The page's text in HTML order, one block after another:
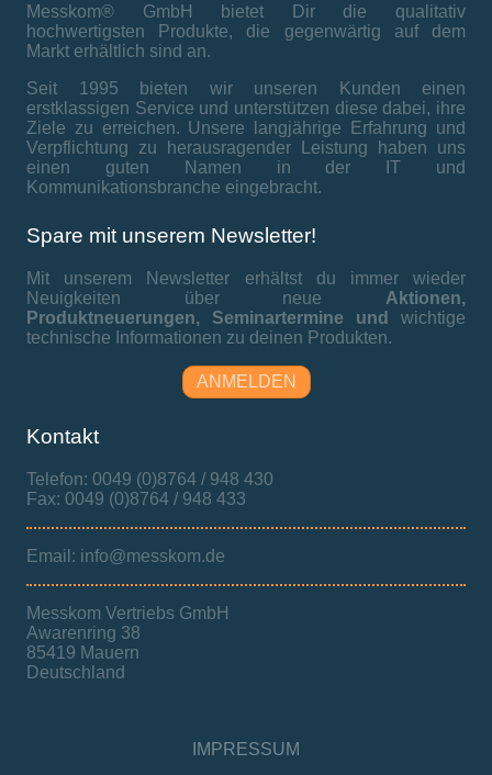
Messkom® GmbH bietet Dir die qualitativ
hochwertigsten Produkte, die gegenwärtig auf dem
Markt erhältlich sind an.
Seit 1995 bieten wir unseren Kunden einen
erstklassigen Service und unterstützen diese dabei, ihre
Ziele zu erreichen. Unsere langjährige Erfahrung und
Verpflichtung zu herausragender Leistung haben uns
einen guten Namen in der IT und
Kommunikationsbranche eingebracht.
Spare mit unserem Newsletter!
Mit unserem Newsletter erhältst du immer wieder
Neuigkeiten über neue Aktionen,
Produktneuerungen, Seminartermine und wichtige
technische Informationen zu deinen Produkten.
ANMELDEN
Kontakt
Telefon: 0049 (0)8764 / 948 430
Fax: 0049 (0)8764 / 948 433
Email: info@messkom.de
Messkom Vertriebs GmbH
Awarenring 38
85419 Mauern
Deutschland
IMPRESSUM